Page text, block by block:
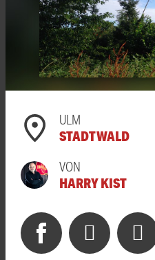
ULM
STADTWALD
VON
HARRY KIST